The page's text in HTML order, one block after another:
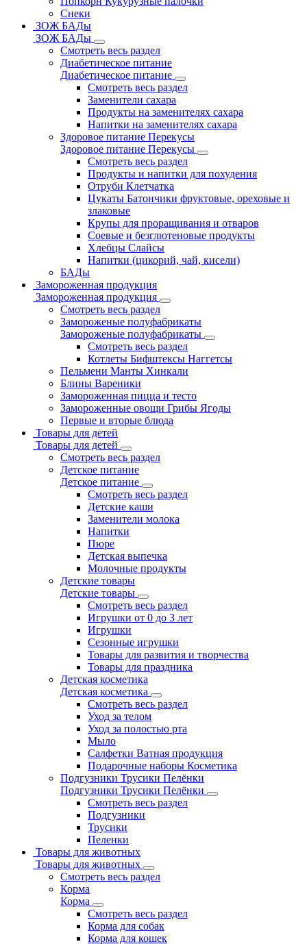
Снеки
ЗОЖ БАДы
ЗОЖ БАДы
Смотреть весь раздел
Диабетическое питание
Диабетическое питание
Смотреть весь раздел
Заменители сахара
Продукты на заменителях сахара
Напитки на заменителях сахара
Здоровое питание Перекусы
Здоровое питание Перекусы
Смотреть весь раздел
Продукты и напитки для похудения
Отруби Клетчатка
Цукаты Батончики фруктовые, ореховые и
злаковые
Крупы для проращивания и отваров
Соевые и безглютеновые продукты
Хлебцы Слайсы
Напитки (цикорий, чай, кисели)
БАДы
Замороженная продукция
Замороженная продукция
Смотреть весь раздел
Замороженые полуфабрикаты
Замороженые полуфабрикаты
Смотреть весь раздел
Котлеты Бифштексы Наггетсы
Пельмени Манты Хинкали
Блины Вареники
Замороженная пицца и тесто
Замороженные овощи Грибы Ягоды
Первые и вторые блюда
Товары для детей
Товары для детей
Смотреть весь раздел
Детское питание
Детское питание
Смотреть весь раздел
Детские каши
Заменители молока
Напитки
Пюре
Детская выпечка
Молочные продукты
Детские товары
Детские товары
Смотреть весь раздел
Игрушки от 0 до 3 лет
Игрушки
Сезонные игрушки
Товары для развития и творчества
Товары для праздника
Детская косметика
Детская косметика
Смотреть весь раздел
Уход за телом
Уход за полостью рта
Мыло
Салфетки Ватная продукция
Подарочные наборы Косметика
Подгузники Трусики Пелёнки
Подгузники Трусики Пелёнки
Смотреть весь раздел
Подгузники
Трусики
Пеленки
Товары для животных
Товары для животных
Смотреть весь раздел
Корма
Корма
Смотреть весь раздел
Корма для собак
Корма для кошек